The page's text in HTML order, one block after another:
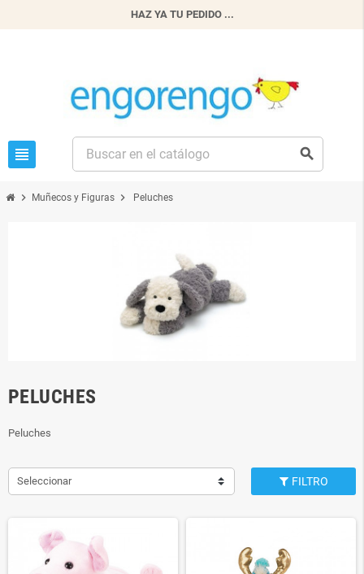
HAZ YA TU PEDIDO ...
view_headline search
chevron_right Muñecos y Figuras chevron_right Peluches
PELUCHES
Peluches
Seleccionar FILTRO